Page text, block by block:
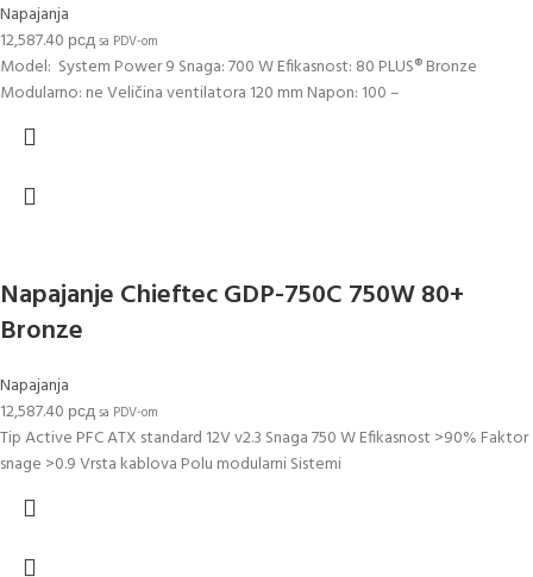
Napajanja
12,587.40 рсдsa PDV-om
Model: System Power 9 Snaga: 700 W Efikasnost: 80 PLUS® Bronze
Modularno: ne Veličina ventilatora 120 mm Napon: 100 –
Napajanje Chieftec GDP-750C 750W 80+
Bronze
Napajanja
12,587.40 рсдsa PDV-om
Tip Active PFC ATX standard 12V v2.3 Snaga 750 W Efikasnost >90% Faktor
snage >0.9 Vrsta kablova Polu modularni Sistemi